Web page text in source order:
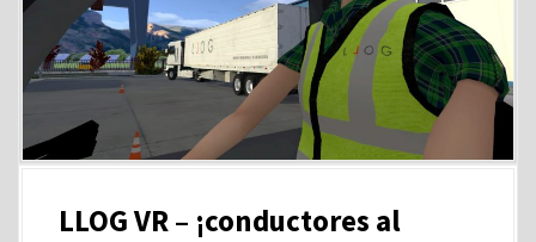
LLOG VR – ¡conductores al